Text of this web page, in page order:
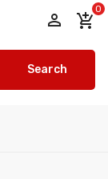
add_shopping_cart
0

Search